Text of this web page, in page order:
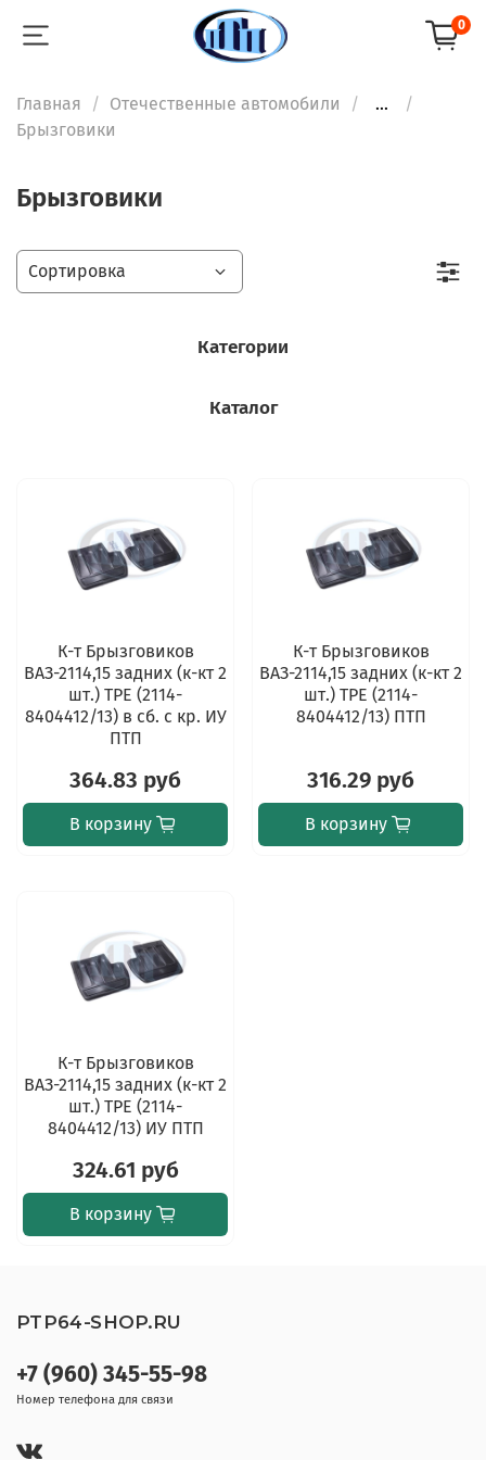
0
Главная Отечественные автомобили
...
Брызговики
Брызговики
Категории
Каталог
К-т Брызговиков
ВАЗ-2114,15 задних (к-кт 2
шт.) TPE (2114-
8404412/13) в сб. с кр. ИУ
ПТП
364.83 руб
В корзину
К-т Брызговиков
ВАЗ-2114,15 задних (к-кт 2
шт.) TPE (2114-
8404412/13) ПТП
316.29 руб
В корзину
К-т Брызговиков
ВАЗ-2114,15 задних (к-кт 2
шт.) TPE (2114-
8404412/13) ИУ ПТП
324.61 руб
В корзину
+7 (960) 345-55-98
Номер телефона для связи
PTP64-SHOP.RU